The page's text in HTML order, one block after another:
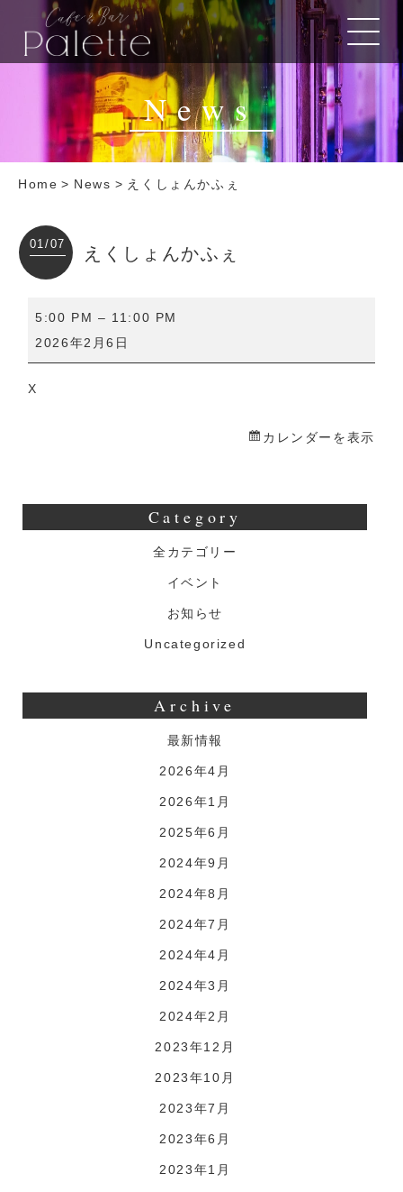
News
Home > News > えくしょんかふぇ
01/07 えくしょんかふぇ
し
ょ
5:00 PM – 11:00 PM
2026年2月6日
X
カレンダーを表示
Category
全カテゴリー
イベント
お知らせ
Uncategorized
Archive
最新情報
2026年4月
2026年1月
2025年6月
2024年9月
2024年8月
2024年7月
2024年4月
2024年3月
2024年2月
2023年12月
2023年10月
2023年7月
2023年6月
2023年1月